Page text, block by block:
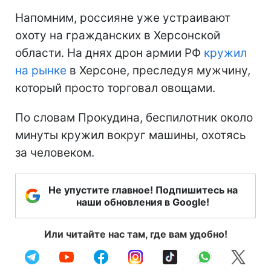
Напомним, россияне уже устраивают
охоту на гражданских в Херсонской
области. На днях дрон армии РФ кружил
на рынке в Херсоне, преследуя мужчину,
который просто торговал овощами.
По словам Прокудина, беспилотник около
минуты кружил вокруг машины, охотясь
за человеком.
Не упустите главное! Подпишитесь на
наши обновления в Google!
Или читайте нас там, где вам удобно!